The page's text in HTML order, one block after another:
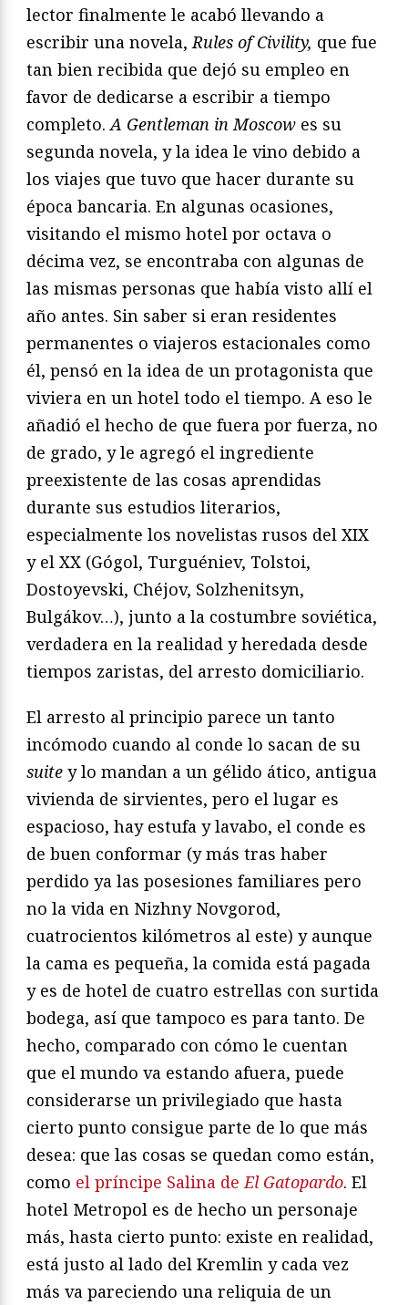
lector finalmente le acabó llevando a
escribir una novela,Rules of Civility, que fue
tan bien recibida que dejó su empleo en
favor de dedicarse a escribir a tiempo
completo.A Gentleman in Moscow es su
segunda novela, y la idea le vino debido a
los viajes que tuvo que hacer durante su
época bancaria. En algunas ocasiones,
visitando el mismo hotel por octava o
décima vez, se encontraba con algunas de
las mismas personas que había visto allí el
año antes. Sin saber si eran residentes
permanentes o viajeros estacionales como
él, pensó en la idea de un protagonista que
viviera en un hotel todo el tiempo. A eso le
añadió el hecho de que fuera por fuerza, no
de grado, y le agregó el ingrediente
preexistente de las cosas aprendidas
durante sus estudios literarios,
especialmente los novelistas rusos del XIX
y el XX (Gógol, Turguéniev, Tolstoi,
Dostoyevski, Chéjov, Solzhenitsyn,
Bulgákov…), junto a la costumbre soviética,
verdadera en la realidad y heredada desde
tiempos zaristas, del arresto domiciliario.
El arresto al principio parece un tanto
incómodo cuando al conde lo sacan de su
suite y lo mandan a un gélido ático, antigua
vivienda de sirvientes, pero el lugar es
espacioso, hay estufa y lavabo, el conde es
de buen conformar (y más tras haber
perdido ya las posesiones familiares pero
no la vida en Nizhny Novgorod,
cuatrocientos kilómetros al este) y aunque
la cama es pequeña, la comida está pagada
y es de hotel de cuatro estrellas con surtida
bodega, así que tampoco es para tanto. De
hecho, comparado con cómo le cuentan
que el mundo va estando afuera, puede
considerarse un privilegiado que hasta
cierto punto consigue parte de lo que más
desea: que las cosas se quedan como están,
como el príncipe Salina deEl Gatopardo. El
hotel Metropol es de hecho un personaje
más, hasta cierto punto: existe en realidad,
está justo al lado del Kremlin y cada vez
más va pareciendo una reliquia de un